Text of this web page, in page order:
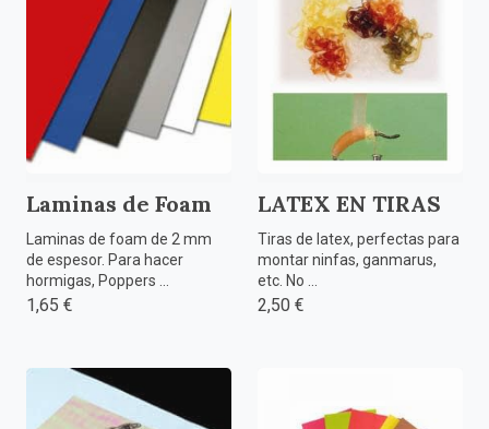
Laminas de Foam
Laminas de foam de 2 mm
de espesor. Para hacer
hormigas, Poppers ...
1,65 €
LATEX EN TIRAS
Tiras de latex, perfectas para
montar ninfas, ganmarus,
etc. No ...
2,50 €